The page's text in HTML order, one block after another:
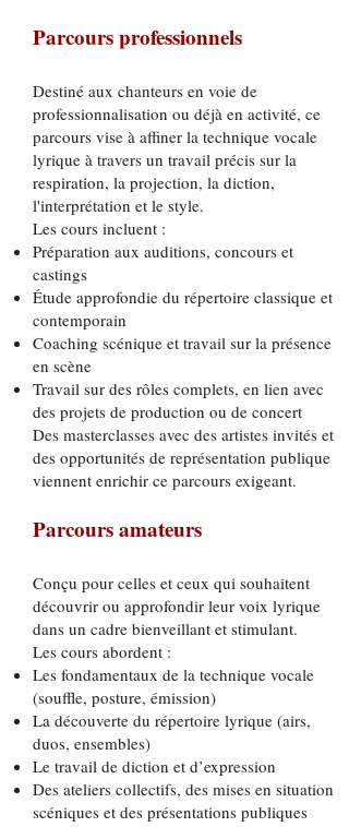
Parcours professionnels
Destiné aux chanteurs en voie de
professionnalisation ou déjà en activité, ce
parcours vise à affiner la technique vocale
lyrique à travers un travail précis sur la
respiration, la projection, la diction,
l'interprétation et le style.
Les cours incluent :
Préparation aux auditions, concours et
castings
Étude approfondie du répertoire classique et
contemporain
Coaching scénique et travail sur la présence
en scène
Travail sur des rôles complets, en lien avec
des projets de production ou de concert
Des masterclasses avec des artistes invités et
des opportunités de représentation publique
viennent enrichir ce parcours exigeant.
Parcours amateurs
Conçu pour celles et ceux qui souhaitent
découvrir ou approfondir leur voix lyrique
dans un cadre bienveillant et stimulant.
Les cours abordent :
Les fondamentaux de la technique vocale
(souffle, posture, émission)
La découverte du répertoire lyrique (airs,
duos, ensembles)
Le travail de diction et d’expression
Des ateliers collectifs, des mises en situation
scéniques et des présentations publiques